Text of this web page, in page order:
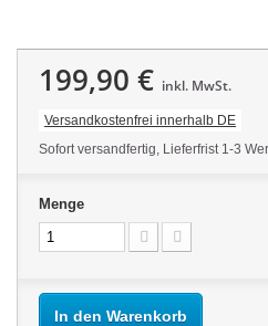
199,90 € inkl. MwSt.
Versandkostenfrei innerhalb DE
Sofort versandfertig, Lieferfrist 1-3
Menge
In den Warenkorb